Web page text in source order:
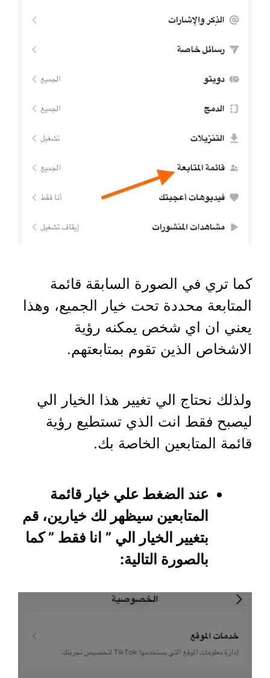
كما تري في الصورة السابقة قائمة
المتابعة محددة تحت خيار الجميع، وهذا
يعني ان اي شخص يمكنه رؤية
الاشخاص الذين تقوم بمتابعتهم.
ولذلك نحتاج الي تغيير هذا الخيار الي
ليصبح فقط انت الذي تستطيع رؤية
قائمة المتابعين الخاصة بك.
عند الضغط علي خيار قائمة
المتابعين سيظهر لك خيارين، قم
بتغيير الخيار الي ” انا فقط ” كما
بالصورة التالية: